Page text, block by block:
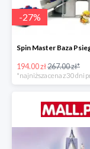
-27%
194.00 zł267.00 zł*